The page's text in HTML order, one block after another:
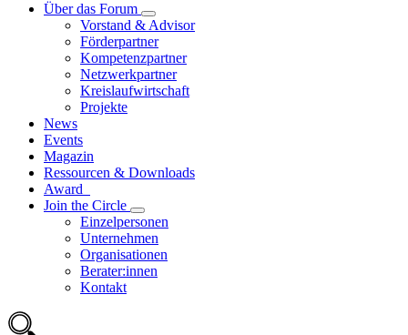
Über das Forum
Vorstand & Advisor
Förderpartner
Kompetenzpartner
Netzwerkpartner
Kreislaufwirtschaft
Projekte
News
Events
Magazin
Ressourcen & Downloads
Award
Join the Circle
Einzelpersonen
Unternehmen
Organisationen
Berater:innen
Kontakt